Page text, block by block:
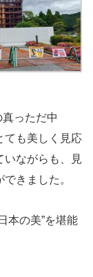
っただ中
ても美しく見応
いながらも、見
きました。
本の美”を堪能